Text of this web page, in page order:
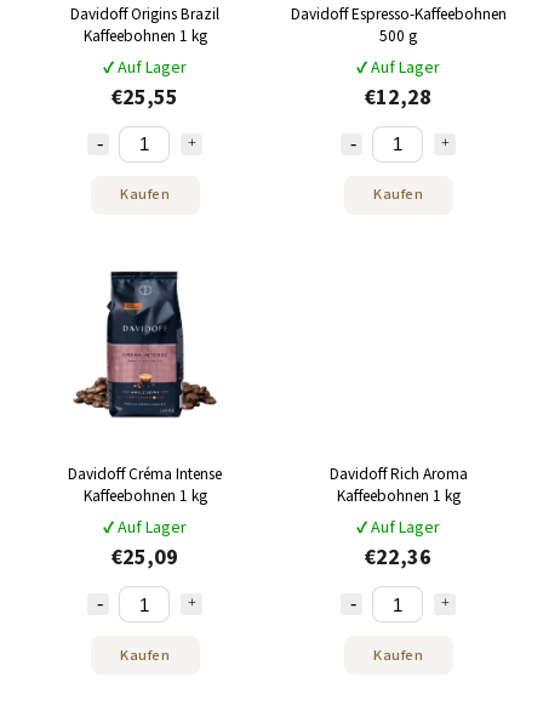
Davidoff Origins Brazil
Kaffeebohnen 1 kg
✔ Auf Lager
€25,55
Kaufen
Davidoff Espresso-Kaffeebohnen
500 g
✔ Auf Lager
€12,28
Kaufen
Davidoff Créma Intense
Kaffeebohnen 1 kg
✔ Auf Lager
€25,09
Kaufen
Davidoff Rich Aroma
Kaffeebohnen 1 kg
✔ Auf Lager
€22,36
Kaufen